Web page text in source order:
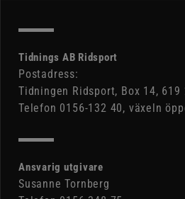
Tidnings AB Ridsport
Postadress:
Tidningen Ridsport, Box 14, 619
Telefon 0156-132 40, växeln
Ansvarig utgivare
Susanne Tornberg